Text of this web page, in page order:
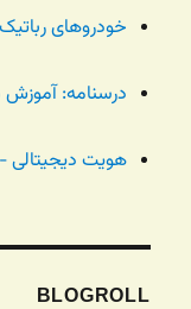
خودروهای رباتیک
درسنامه: آموزش
هویت دیجیتالی -
BLOGROLL